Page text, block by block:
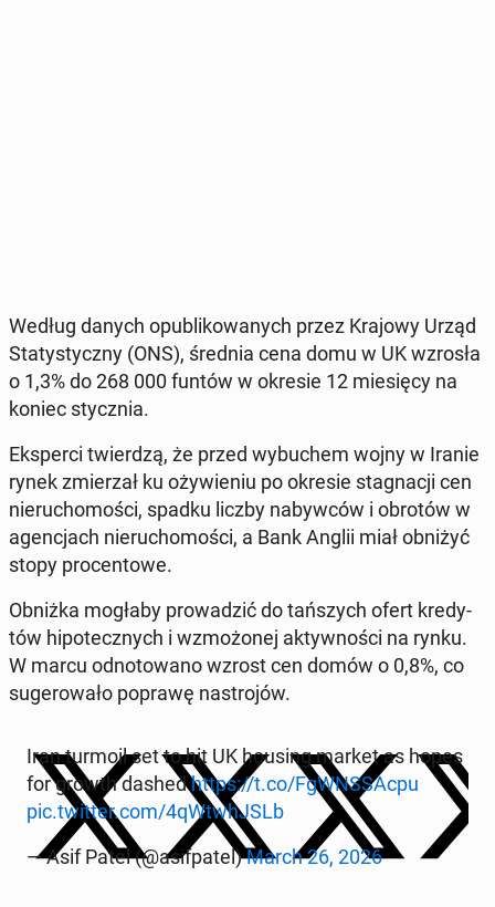
Według danych opu­bli­ko­wa­nych przez Krajowy Urząd
Sta­ty­stycz­ny (ONS), średnia cena domu w UK wzrosła
o 1,3% do 268 000 funtów w okresie 12 mie­się­cy na
koniec stycz­nia.
Eks­per­ci twier­dzą, że przed wy­bu­chem wojny w Iranie
rynek zmie­rzał ku oży­wie­niu po okresie sta­gna­cji cen
nie­ru­cho­mo­ści, spadku liczby na­byw­ców i obrotów w
agen­cjach nie­ru­cho­mo­ści, a Bank Anglii miał obniżyć
stopy pro­cen­to­we.
Obniżka mogłaby pro­wa­dzić do tań­szych ofert kre­dy­
tów hi­po­tecz­nych i wzmo­żo­nej ak­tyw­no­ści na rynku.
W marcu od­no­to­wa­no wzrost cen domów o 0,8%, co
su­ge­ro­wa­ło poprawę na­stro­jów.
Iran turmoil set to hit UK housing market as hopes
for growth dashedhttps://t.co/FgWNS­SAc­pu
pic.twitter.com/4qW­twhJ­SLb
— Asif Patel (@asi­fpa­tel)March 26, 2026